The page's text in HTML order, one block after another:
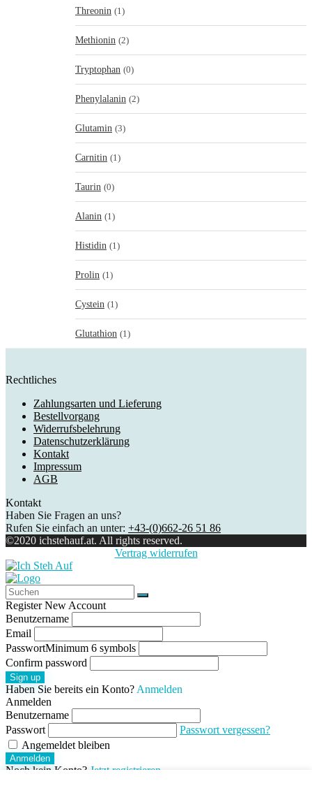
Threonin (1)
Methionin (2)
Tryptophan (0)
Phenylalanin (2)
Glutamin (3)
Carnitin (1)
Taurin (0)
Alanin (1)
Histidin (1)
Prolin (1)
Cystein (1)
Glutathion (1)
Rechtliches
Zahlungsarten und Lieferung
Bestellvorgang
Widerrufsbelehrung
Datenschutzerklärung
Kontakt
Impressum
AGB
Kontakt
Haben Sie Fragen an uns?
Rufen Sie einfach an unter: +43-(0)662-26 51 86
©2020 ichstehauf.at. All rights reserved.
Vertrag widerrufen
Register New Account
Benutzername
Email
PasswortMinimum 6 symbols
Confirm password
Sign up
Haben Sie bereits ein Konto? Anmelden
Anmelden
Benutzername
Passwort
Passwort vergessen?
Angemeldet bleiben
Anmelden
Noch kein Konto? Jetzt registrieren